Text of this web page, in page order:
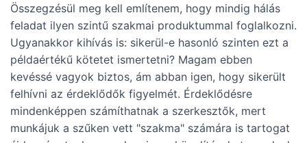
Összegzésül meg kell említenem, hogy mindig hálás
feladat ilyen szintű szakmai produktummal foglalkozni.
Ugyanakkor kihívás is: sikerül-e hasonló szinten ezt a
példaértékű kötetet ismertetni? Magam ebben
kevéssé vagyok biztos, ám abban igen, hogy sikerült
felhívni az érdeklődők figyelmét. Érdeklődésre
mindenképpen számíthatnak a szerkesztők, mert
munkájuk a szűken vett "szakma" számára is tartogat